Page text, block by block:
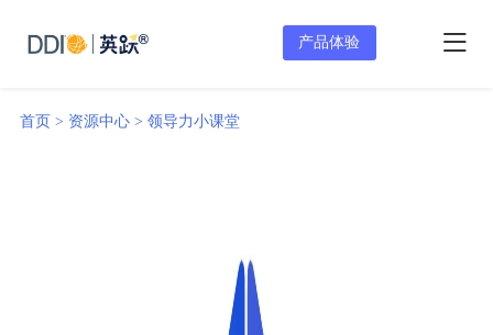
产品体验
首页 > 资源中心 > 领导力小课堂